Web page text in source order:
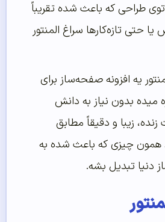
طراحی که باعث شده تقریباً
حتی تازه‌کارها سراغ المنتور
یه افزونه صفحه‌ساز برای
میده بدون نیاز به دانش
زیبا و دقیقاً مطابق
همون چیزی که باعث شده به
دنیا تبدیل بشه.